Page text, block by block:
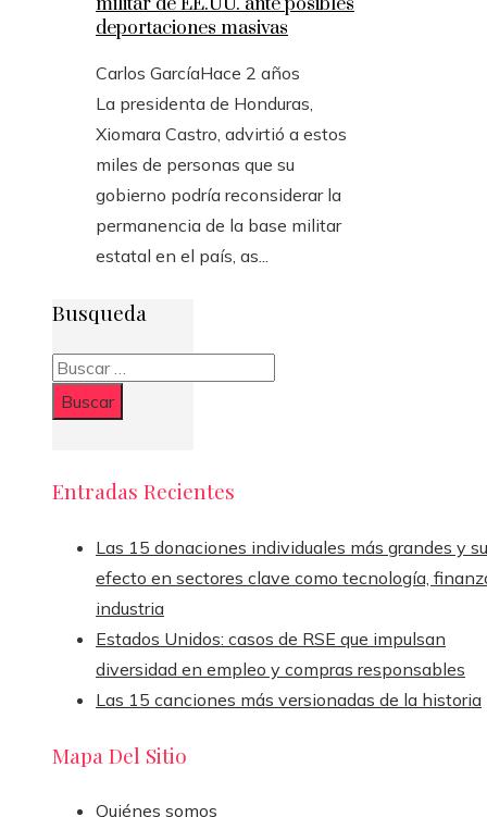
militar de EE.UU. ante posibles
deportaciones masivas
Carlos GarcíaHace 2 años
La presidenta de Honduras,
Xiomara Castro, advirtió a estos
miles de personas que su
gobierno podría reconsiderar la
permanencia de la base militar
estatal en el país, as...
Busqueda
Buscar:
Entradas Recientes
Las 15 donaciones individuales más grandes y su
efecto en sectores clave como tecnología,
industria
Estados Unidos: casos de RSE que impulsan
diversidad en empleo y compras responsables
Las 15 canciones más versionadas de la historia
Mapa Del Sitio
Quiénes somos